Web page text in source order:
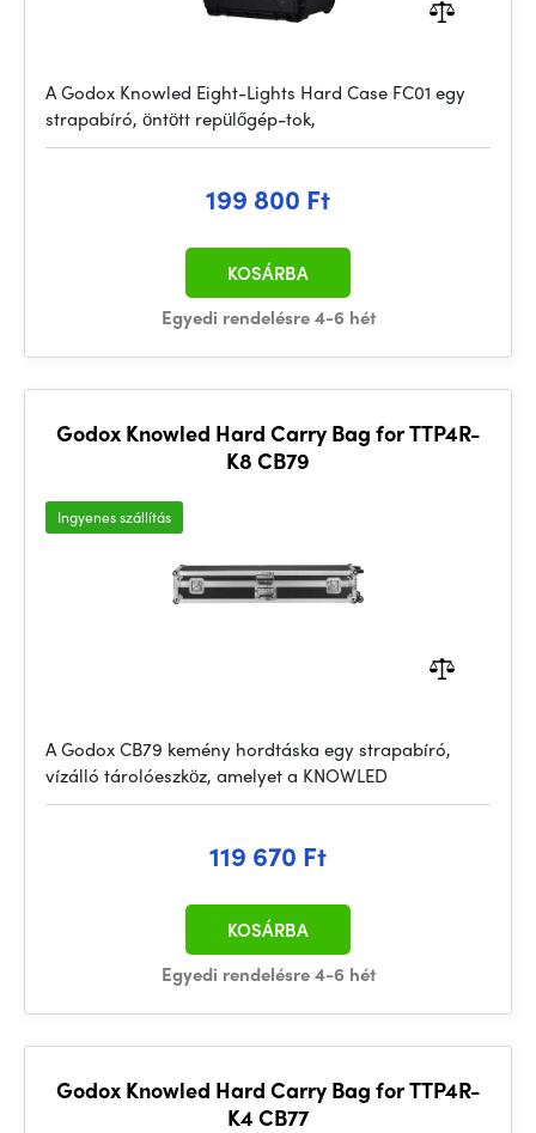
A Godox Knowled Eight-Lights Hard Case FC01 egy
strapabíró, öntött repülőgép-tok,
199 800 Ft
Egyedi rendelésre 4-6 hét
KOSÁRBA
Godox Knowled Hard Carry Bag for TTP4R-
K8 CB79
Ingyenes szállítás
A Godox CB79 kemény hordtáska egy strapabíró,
vízálló tárolóeszköz, amelyet a KNOWLED
119 670 Ft
Egyedi rendelésre 4-6 hét
KOSÁRBA
Godox Knowled Hard Carry Bag for TTP4R-
K4 CB77